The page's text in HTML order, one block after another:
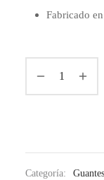
Fabricado
Categoría:
Guantes